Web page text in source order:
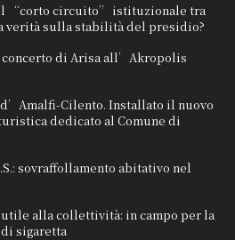
“corto circuito” istituzionale tra
verità sulla stabilità del presidio?
di Arisa all’Akropolis
Cilento. Installato il nuovo
dedicato al Comune di
sovraffollamento abitativo nel
alla collettività: in campo per la
sigaretta